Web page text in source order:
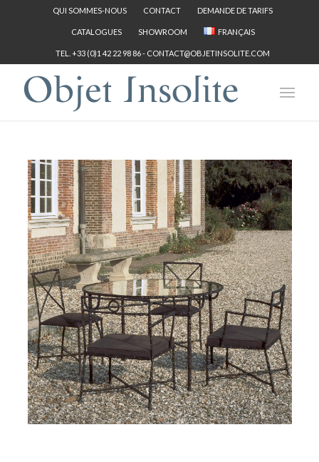
QUI SOMMES-NOUS CONTACT DEMANDE DE TARIFS
CATALOGUES SHOWROOM FRANÇAIS
TEL. +33 (0)1 42 22 98 86 - CONTACT@OBJETINSOLITE.COM